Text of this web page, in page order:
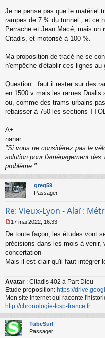
Je ne pense pas que le matériel
rampes de 7 % du tunnel , et ce
Perrache et Jean Macé, mais un
Citadis, et motorisé à 100 %.
Ma proposition de tracé ne se
n'empêche d'établir ces lignes au
Question : faut il rester sur des
en 1500 v mais les rames Dualis
ou, comme des trams urbains
rebaisser à 750 les sections
A+
nanar
"Si vous ne considérez pas le
solution pour l'aménagement
problème."
greg59
Passager
Re: Vieux-Lyon - Alaï :
e
s
s
g
n
o
n
l
u
17 mai 2022, 16:33
De toute façon, les études vont
précisions dans les mois à venir,
concertation
Mais il est clair qu'il faut intégrer
Avatar : Citadis 402 à Part Dieu
Etude proposition: https://
Mon site internet qui raconte
http://chronologie-tcsp-france.fr
TubeSurf
Passager